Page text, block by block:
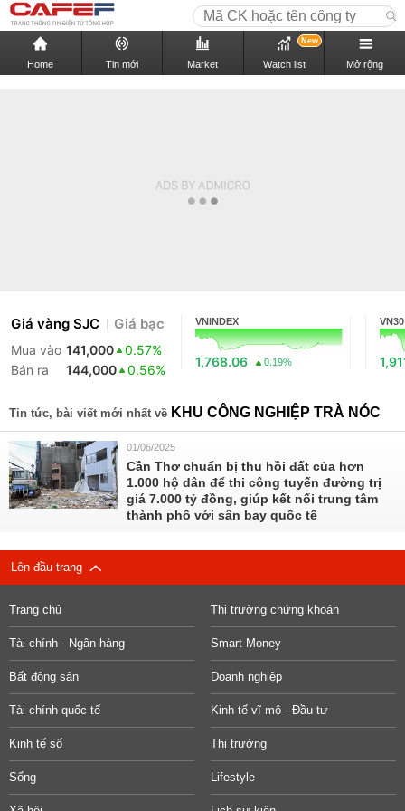
Home Tin mới Market Watch list
New
Mở rộng
Giá vàng SJC Giá bạc
Mua vào 141,000
0.57%
Bán ra
144,000 0.56%
VNINDEX
1,768.06 0.19%
VN30
Tin tức, bài viết mới nhất về KHU CÔNG NGHIỆP TRÀ NÓC
01/06/2025
Cần Thơ chuẩn bị thu hồi đất của hơn
1.000 hộ dân để thi công tuyến đường trị
giá 7.000 tỷ đồng, giúp kết nối trung tâm
thành phố với sân bay quốc tế
Lên đầu trang
Trang chủ Thị trường chứng khoán
Tài chính - Ngân hàng Smart Money
Bất động sản Doanh nghiệp
Tài chính quốc tế Kinh tế vĩ mô - Đầu tư
Kinh tế số Thị trường
Sống Lifestyle